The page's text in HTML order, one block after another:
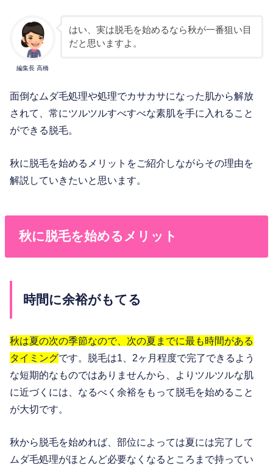
編集長 高橋
はい、実は脱毛を始めるなら秋が一番狙い目
だと思いますよ。
面倒なムダ毛処理や処理でカサカサになった肌から解放
されて、常にツルツルすべすべな素肌を手に入れること
ができる脱毛。
秋に脱毛を始めるメリットをご紹介しながらその理由を
解説していきたいと思います。
秋に脱毛を始めるメリット
時間に余裕がもてる
秋は夏の次の季節なので、次の夏までに最も時間がある
タイミングです。脱毛は1、2ヶ月程度で完了できるよう
な短期的なものではありませんから、よりツルツルな肌
に近づくには、なるべく余裕をもって脱毛を始めること
が大切です。
秋から脱毛を始めれば、部位によっては夏には完了して
ムダ毛処理がほとんど必要なくなるところまで持ってい